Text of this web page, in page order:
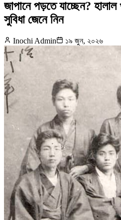
জাপানে পড়তে যাচ্ছেন?
সুবিধা জেনে নিন
Inochi Admin ১৯ জুন, ২০২৬